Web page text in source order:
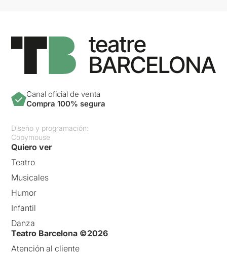
Canal oficial de venta
Compra 100% segura
Diseño y programación:
Copymouse
Quiero ver
Teatro
Musicales
Humor
Infantil
Danza
Teatro Barcelona ©2026
Atención al cliente